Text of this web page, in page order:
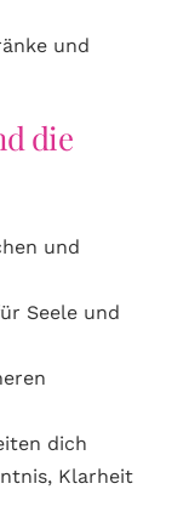
und
die
und
Seele und
dich
Klarheit